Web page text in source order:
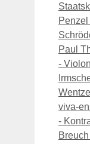
Paul
-
viva-
-